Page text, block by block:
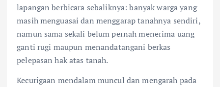
lapangan berbicara sebaliknya: banyak warga yang
masih menguasai dan menggarap tanahnya sendiri,
namun sama sekali belum pernah menerima uang
ganti rugi maupun menandatangani berkas
pelepasan hak atas tanah.
Kecurigaan mendalam muncul dan mengarah pada